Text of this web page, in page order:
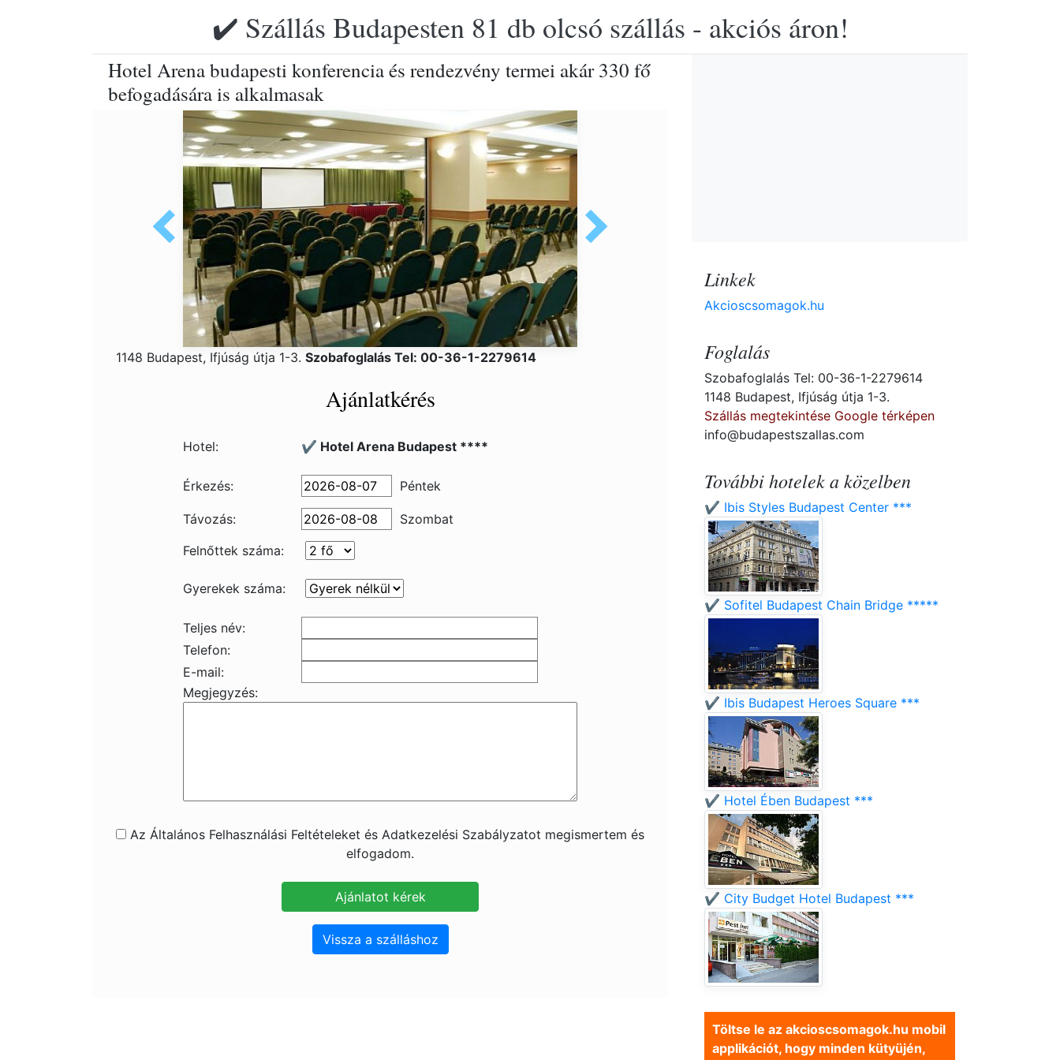
✔️ Szállás Budapesten 81 db olcsó szállás - akciós áron!
Hotel Arena budapesti konferencia és rendezvény termei akár 330 fő
befogadására is alkalmasak
1148 Budapest, Ifjúság útja 1-3. Szobafoglalás Tel: 00-36-1-2279614
Ajánlatkérés
Hotel: ✔️ Hotel Arena Budapest ****
Érkezés: Péntek
Távozás:
Szombat
Felnőttek száma:
Gyerekek száma:
Teljes név:
Telefon:
E-mail:
Megjegyzés:
Az Általános Felhasználási Feltételeket és Adatkezelési Szabályzatot megismertem és
elfogadom.
Vissza a szálláshoz
Linkek
Akcioscsomagok.hu
Foglalás
Szobafoglalás Tel: 00-36-1-2279614
1148 Budapest, Ifjúság útja 1-3.
Szállás megtekintése Google térképen
info@budapestszallas.com
További hotelek a közelben
✔️ Ibis Styles Budapest Center ***
✔️ Sofitel Budapest Chain Bridge *****
✔️ Ibis Budapest Heroes Square ***
✔️ Hotel Ében Budapest ***
✔️ City Budget Hotel Budapest ***
Töltse le az akcioscsomagok.hu mobil
applikációt, hogy minden kütyüjén,